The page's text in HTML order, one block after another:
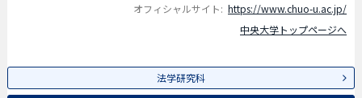
オフィシャルサイト: https://www.chuo-u.ac.jp/
中央大学トップページへ
法学研究科